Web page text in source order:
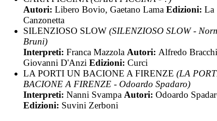
Autori: Libero Bovio, Gaetano Lama Edizioni: La
Canzonetta
SILENZIOSO SLOW (SILENZIOSO SLOW -
Bruni)
Interpreti: Franca Mazzola Autori: Alfredo
Giovanni D'Anzi Edizioni: Curci
LA PORTI UN BACIONE A FIRENZE (LA
BACIONE A FIRENZE - Odoardo Spadaro)
Interpreti: Nanni Svampa Autori: Odoardo
Edizioni: Suvini Zerboni